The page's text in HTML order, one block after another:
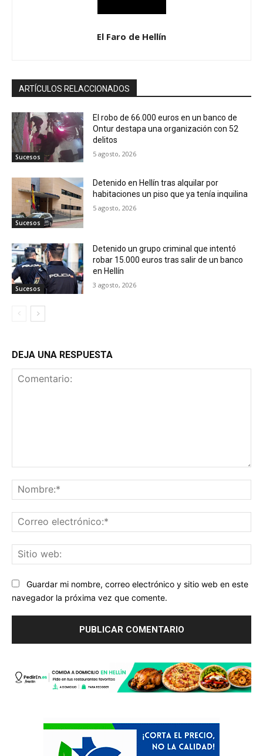
El Faro de Hellín
ARTÍCULOS RELACCIONADOS
Sucesos
El robo de 66.000 euros en un banco de
Ontur destapa una organización con 52
delitos
5 agosto, 2026
Sucesos
Detenido en Hellín tras alquilar por
habitaciones un piso que ya tenía inquilina
5 agosto, 2026
Sucesos
Detenido un grupo criminal que intentó
robar 15.000 euros tras salir de un banco
en Hellín
3 agosto, 2026
DEJA UNA RESPUESTA
Guardar mi nombre, correo electrónico y sitio web en este
navegador la próxima vez que comente.